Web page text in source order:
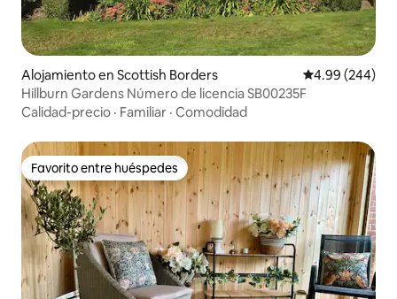
Alojamiento en Scottish Borders Calificación
4.99 (244)
Hillburn Gardens Número de licencia SB00235F
Calidad-precio · Familiar · Comodidad
Favorito entre huéspedes
Favorito entre huéspedes